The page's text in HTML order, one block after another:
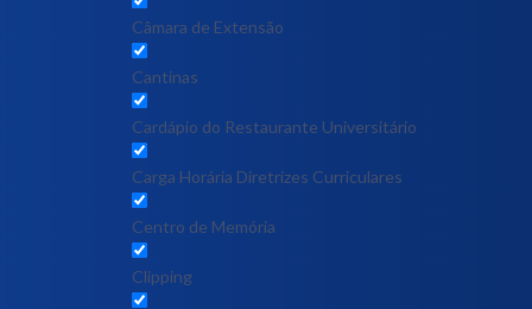
Câmara de Extensão
Cantinas
Cardápio do Restaurante Universitário
Carga Horária Diretrizes Curriculares
Centro de Memória
Clipping